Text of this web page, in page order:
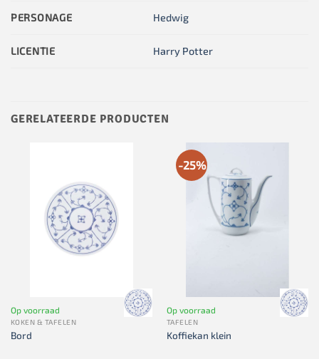
PERSONAGE Hedwig
LICENTIE Harry Potter
GERELATEERDE PRODUCTEN
Op voorraad
KOKEN & TAFELEN
Bord
-25%
Op voorraad
TAFELEN
Koffiekan klein